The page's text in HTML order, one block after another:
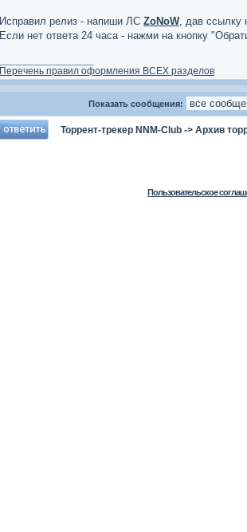
Исправил релиз - напиши ЛС ZoNoW, дав ссылку
Если нет ответа 24 часа - нажми на кнопку
Перечень правил оформления ВСЕХ разделов
Показать сообщения:
Торрент-трекер NNM-Club -> Архив
Пользовательское